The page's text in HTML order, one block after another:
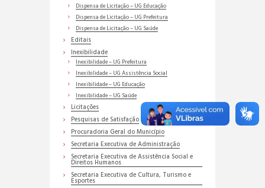
Dispensa de Licitação – UG Educação
Dispensa de Licitação – UG Prefeitura
Dispensa de Licitação – UG Saúde
Editais
Inexibilidade
Inexibilidade – UG Prefeitura
Inexibilidade – UG Assistência Social
Inexibilidade – UG Educação
Inexibilidade – UG Saúde
Licitações
Pesquisas de Satisfação
Procuradoria Geral do Município
Secretaria Executiva de Administração
Secretaria Executiva de Assistência Social e
Direitos Humanos
Secretaria Executiva de Cultura, Turismo e
Esportes